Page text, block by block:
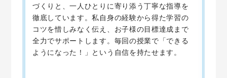
づくりと、一人ひとりに寄り添う丁寧な指導を
徹底しています。私自身の経験から得た学習の
コツを惜しみなく伝え、お子様の目標達成まで
全力でサポートします。毎回の授業で「できる
ようになった！」という自信を持たせます。